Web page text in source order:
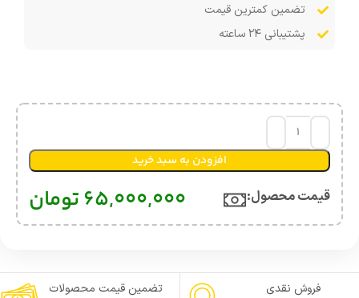
تضمین کمترین قیمت
پشتیبانی ۲۴ ساعته
افزودن به سبد خرید
قیمت محصول:​ 65,000,000 تومان
فروش نقدی تضمین قیمت محصولات